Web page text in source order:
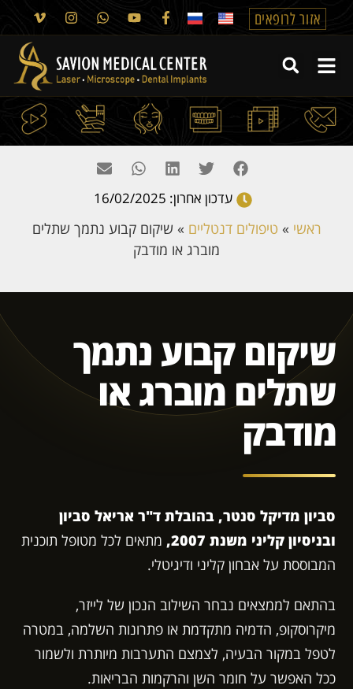
אזור לרופאים
ראשי »טיפולים דנטליים » שיקום קבוע נתמך שתלים
מוברג או מודבק
עדכון אחרון: 16/02/2025
שיקום קבוע נתמך
שתלים מוברג או
מודבק
סביון מדיקל סנטר, בהובלת ד"ר אריאל סביון
ובניסיון קליני משנת 2007,
מתאים לכל מטופל תוכנית
המבוססת על אבחון קליני ודיגיטלי.
בהתאם לממצאים נבחר השילוב הנכון של לייזר,
מיקרוסקופ, הדמיה מתקדמת או פתרונות השלמה, במטרה
לטפל במקור הבעיה, לצמצם התערבות מיותרת ולשמור
ככל האפשר על חומר השן והרקמות הבריאות.